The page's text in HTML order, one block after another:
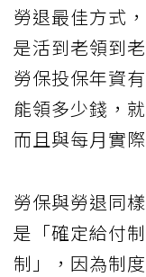
勞退最佳方式
是活到老領到
勞保投保年資
能領多少錢，
而且與每月實
勞保與勞退同
是「確定給付
制」，因為制